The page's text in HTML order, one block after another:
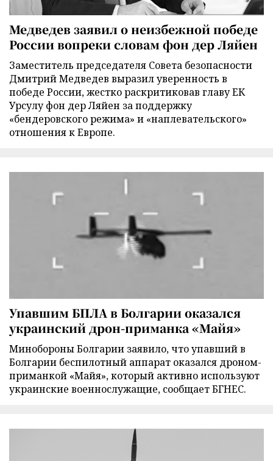
Медведев заявил о неизбежной победе
России вопреки словам фон дер Ляйен
Заместитель председателя Совета безопасности
Дмитрий Медведев выразил уверенность в
победе России, жестко раскритиковав главу ЕК
Урсулу фон дер Ляйен за поддержку
«бендеровского режима» и «наплевательского»
отношения к Европе.
Упавшим БПЛА в Болгарии оказался
украинский дрон-приманка «Майя»
Минобороны Болгарии заявило, что упавший в
Болгарии беспилотный аппарат оказался дроном-
приманкой «Майя», который активно используют
украинские военнослужащие, сообщает БГНЕС.